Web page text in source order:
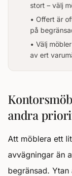
stort – välj
• Offert är
på
• Välj
av ert
andra
Att möblera ett
avvägningar än
begränsad.